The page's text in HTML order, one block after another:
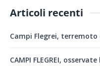
Articoli recenti
Campi Flegrei,
CAMPI FLEGREI,